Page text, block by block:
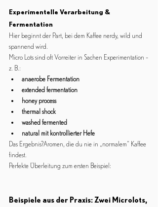
Experimentelle Verarbeitung &
Fermentation
Hier beginnt der Part, bei dem Kaffee nerdy, wild und
spannend wird.
Micro Lots sind oft Vorreiter in Sachen Experimentation –
z. B.:
anaerobe Fermentation
extended fermentation
honey process
thermal shock
washed fermented
natural mit kontrollierter Hefe
Das Ergebnis?Aromen, die du nie in „normalem“ Kaffee
findest.
Perfekte Überleitung zum ersten Beispiel:
Beispiele aus der Praxis: Zwei Microlots,